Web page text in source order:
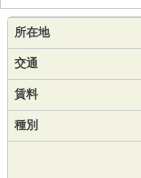
所在地
交通
賃料
種別